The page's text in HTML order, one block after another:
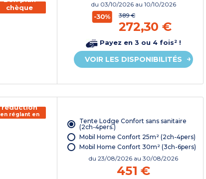
chèque
vacances
du 03/10/2026 au 10/10/2026
-30% 389 €
272,30 €
Payez en 3 ou 4 fois² !
VOIR LES DISPONIBILITÉS
150€ de
réduction
en réglant en
chèque
Tente Lodge Confort sans sanitaire
(2ch-4pers.)
Mobil Home Confort 25m² (2ch-4pers)
Mobil Home Confort 30m² (3ch-6pers)
du23/08/2026 au 30/08/2026
451 €